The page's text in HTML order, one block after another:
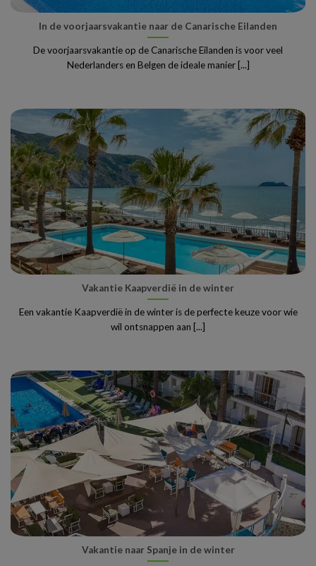
In de voorjaarsvakantie naar de Canarische Eilanden
De voorjaarsvakantie op de Canarische Eilanden is voor veel
Nederlanders en Belgen de ideale manier [...]
Vakantie Kaapverdië in de winter
Een vakantie Kaapverdië in de winter is de perfecte keuze voor wie
wil ontsnappen aan [...]
Vakantie naar Spanje in de winter